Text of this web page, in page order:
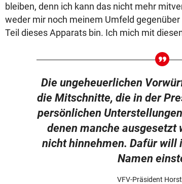
bleiben, denn ich kann das nicht mehr
weder mir noch meinem Umfeld
Teil dieses Apparats bin. Ich mich mit
Die ungeheuerlichen
die Mitschnitte, die in der
persönlichen
denen manche ausgesetzt
nicht hinnehmen. Dafür will
Namen
VFV-Präsident